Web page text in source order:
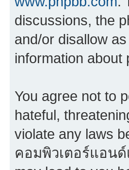
discussions, the
and/or disallow
information
You agree not to
hateful,
violate any laws
คอมพิวเตอร์แอนด์